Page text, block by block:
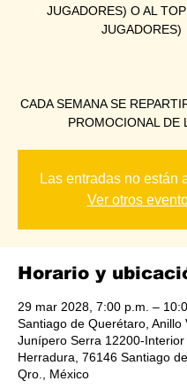
JUGADORES) O AL
JUGADORES)
CADA SEMANA SE
PROMOCIONAL DE
Las entradas no están
Ver otros
Horario y
29 mar 2028, 7:00 p.m. –
Santiago de Querétaro, Anillo
Junípero Serra 12200-Interior
Herradura, 76146 Santiago
Qro., México